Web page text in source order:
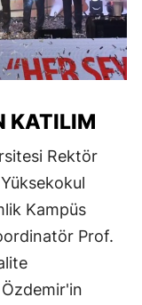
KATILIM
Rektör
Kampüs
Prof.